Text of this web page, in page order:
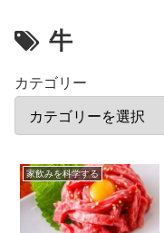
牛
カテゴリー
家飲みを科学する